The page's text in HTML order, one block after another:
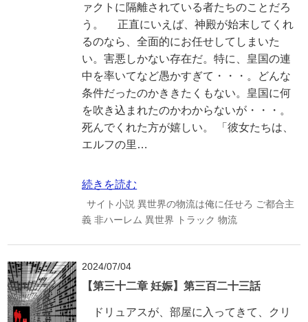
ァクトに隔離されている者たちのことだろ
う。 正直にいえば、神殿が始末してくれ
るのなら、全面的にお任せしてしまいた
い。害悪しかない存在だ。特に、皇国の連
中を率いてなど愚かすぎて・・・。どんな
条件だったのかききたくもない。皇国に何
を吹き込まれたのかわからないが・・・。
死んでくれた方が嬉しい。 「彼女たちは、
エルフの里…
続きを読む
サイト小説 異世界の物流は俺に任せろ ご都合主
義 非ハーレム 異世界 トラック 物流
2024/07/04
【第三十二章 妊娠】第三百二十三話
ドリュアスが、部屋に入ってきて、クリ